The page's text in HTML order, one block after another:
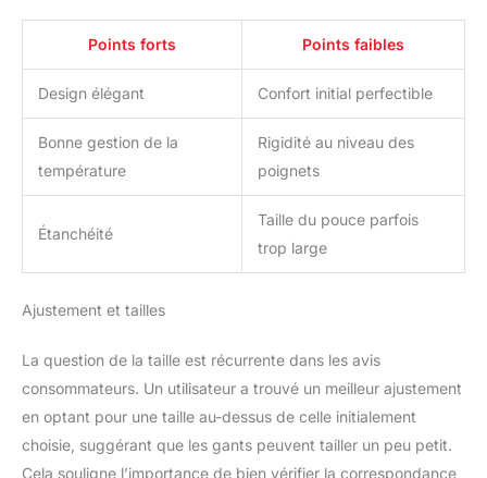
Points forts Points faibles
Design élégant Confort initial perfectible
Bonne gestion de la
température
Rigidité au niveau des
poignets
Étanchéité
Taille du pouce parfois
trop large
Ajustement et tailles
La question de la taille est récurrente dans les avis
consommateurs. Un utilisateur a trouvé un meilleur ajustement
en optant pour une taille au-dessus de celle initialement
choisie, suggérant que les gants peuvent tailler un peu petit.
Cela souligne l’importance de bien vérifier la correspondance